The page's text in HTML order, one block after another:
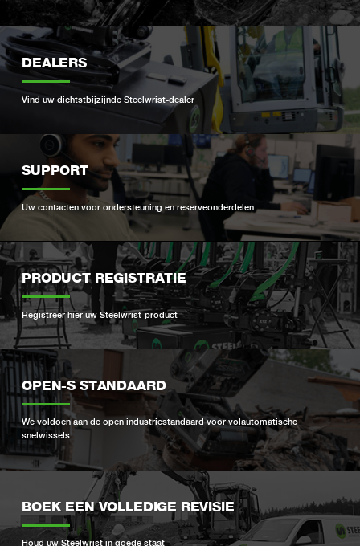
DEALERS
Vind uw dichtstbijzijnde Steelwrist-dealer
SUPPORT
Uw contacten voor ondersteuning en reserveonderdelen
PRODUCT REGISTRATIE
Registreer hier uw Steelwrist-product
OPEN-S STANDAARD
We voldoen aan de open industriestandaard voor volautomatische
snelwissels
BOEK EEN VOLLEDIGE REVISIE
Houd uw Steelwrist in goede staat